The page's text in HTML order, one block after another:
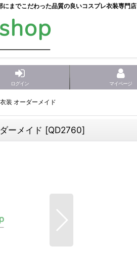
までこだわった品質の良いコスプレ衣装専門店
ログイン マイページ
装 オーダーメイド
ーメイド [QD2760]